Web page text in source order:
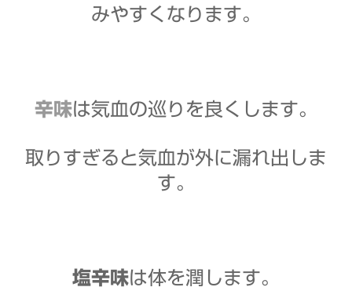
みやすくなります。
辛味は気血の巡りを良くします。
取りすぎると気血が外に漏れ出しま
す。
塩辛味は体を潤します。